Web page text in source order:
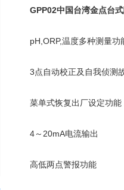
GPP02中国台湾金点台
pH,ORP,温度多种测量功
3点自动校正及自我侦测
菜单式恢复出厂设定功能
4～20mA电流输出
高低两点警报功能